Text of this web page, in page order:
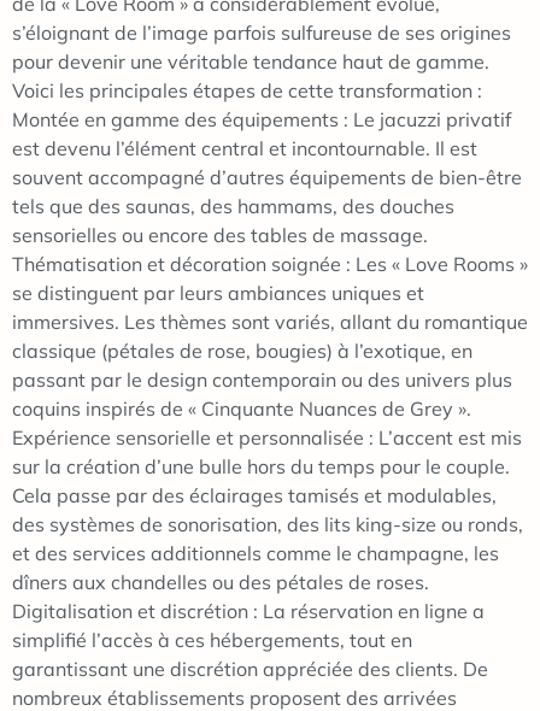
s’éloignant de l’image parfois sulfureuse de ses origines
pour devenir une véritable tendance haut de gamme.
Voici les principales étapes de cette transformation :
Montée en gamme des équipements : Le jacuzzi privatif
est devenu l’élément central et incontournable. Il est
souvent accompagné d’autres équipements de bien-être
tels que des saunas, des hammams, des douches
sensorielles ou encore des tables de massage.
Thématisation et décoration soignée : Les « Love Rooms »
se distinguent par leurs ambiances uniques et
immersives. Les thèmes sont variés, allant du romantique
classique (pétales de rose, bougies) à l’exotique, en
passant par le design contemporain ou des univers plus
coquins inspirés de « Cinquante Nuances de Grey ».
Expérience sensorielle et personnalisée : L’accent est mis
sur la création d’une bulle hors du temps pour le couple.
Cela passe par des éclairages tamisés et modulables,
des systèmes de sonorisation, des lits king-size ou ronds,
et des services additionnels comme le champagne, les
dîners aux chandelles ou des pétales de roses.
Digitalisation et discrétion : La réservation en ligne a
simplifié l’accès à ces hébergements, tout en
garantissant une discrétion appréciée des clients. De
nombreux établissements proposent des arrivées